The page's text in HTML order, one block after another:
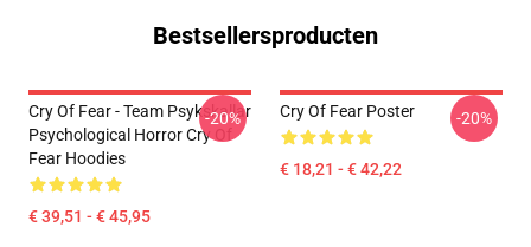
Bestsellersproducten
Cry Of Fear - Team Psykskallar
Psychological Horror Cry Of
Fear Hoodies
€ 39,51 - € 45,95
-20% Cry Of Fear Poster
€ 18,21 - € 42,22
-20%